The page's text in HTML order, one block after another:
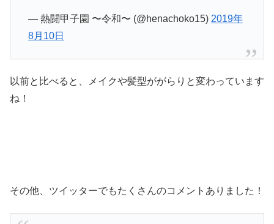
— 熱闘甲子園 〜令和〜 (@henachoko15) 2019年
8月10日
以前と比べると、メイクや髪型ががらりと変わっています
ね！
その他、ツイッターでもたくさんのコメントありました！